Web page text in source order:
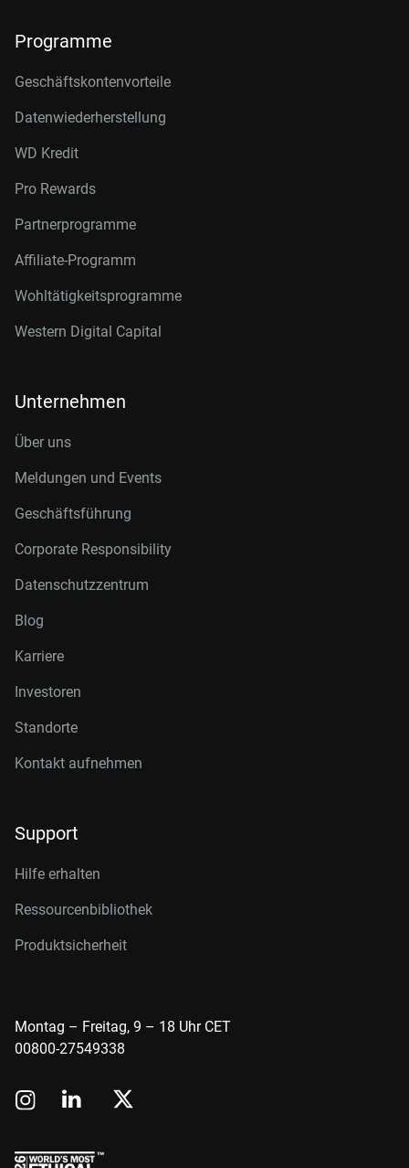
Programme
Geschäftskontenvorteile
Datenwiederherstellung
WD Kredit
Pro Rewards
Partnerprogramme
Affiliate-Programm
Wohltätigkeitsprogramme
Western Digital Capital
Unternehmen
Über uns
Meldungen und Events
Geschäftsführung
Corporate Responsibility
Datenschutzzentrum
Blog
Karriere
Investoren
Standorte
Kontakt aufnehmen
Support
Hilfe erhalten
Ressourcenbibliothek
Produktsicherheit
Montag – Freitag, 9 – 18 Uhr CET
00800-27549338